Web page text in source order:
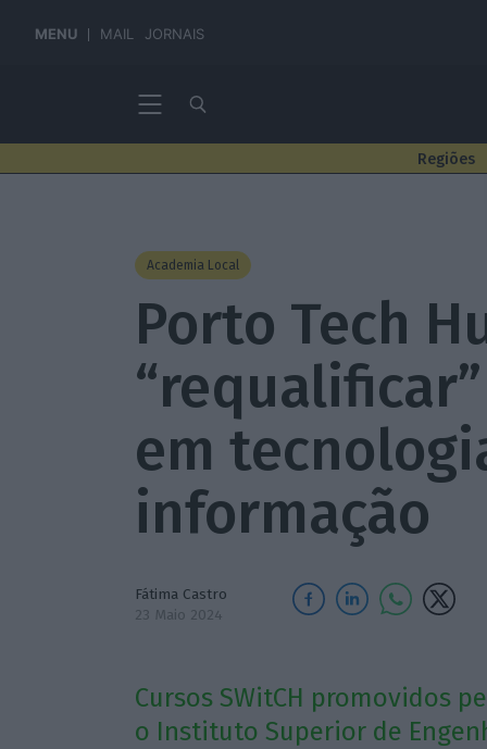
MENU MAIL JORNAIS
Regiões
Academia Local
Porto Tech
em
informação
Fátima Castro
23 Maio 2024
Cursos SWitCH promovidos
o Instituto Superior de